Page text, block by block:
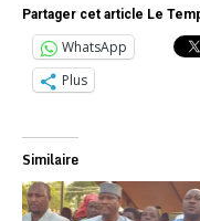
Partager cet article Le
WhatsApp
Plus
Similaire